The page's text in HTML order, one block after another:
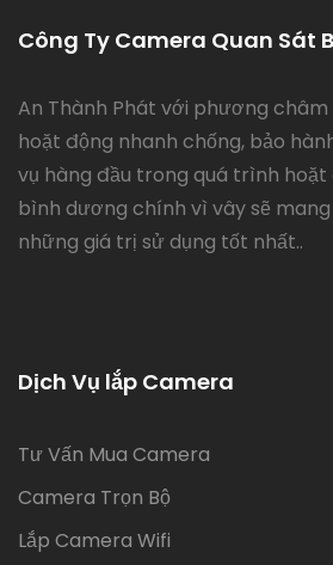
Công Ty Camera Quan Sát
An Thành Phát với phương
hoặt động nhanh chống, bảo
vụ hàng đầu trong quá trình hoặt
bình dương chính vì vây sẽ
những giá trị sử dụng tốt nhất..
Dịch Vụ lắp Camera
Tư Vấn Mua Camera
Camera Trọn Bộ
Lắp Camera Wifi